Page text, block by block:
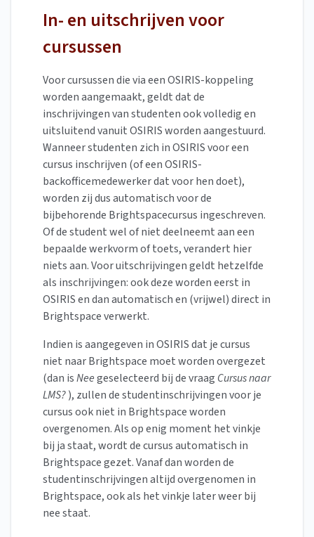
In- en uitschrijven voor
cursussen
Voor cursussen die via een OSIRIS-koppeling
worden aangemaakt, geldt dat de
inschrijvingen van studenten ook volledig en
uitsluitend vanuit OSIRIS worden aangestuurd.
Wanneer studenten zich in OSIRIS voor een
cursus inschrijven (of een OSIRIS-
backofficemedewerker dat voor hen doet),
worden zij dus automatisch voor de
bijbehorende Brightspacecursus ingeschreven.
Of de student wel of niet deelneemt aan een
bepaalde werkvorm of toets, verandert hier
niets aan. Voor uitschrijvingen geldt hetzelfde
als inschrijvingen: ook deze worden eerst in
OSIRIS en dan automatisch en (vrijwel) direct in
Brightspace verwerkt.
Indien is aangegeven in OSIRIS dat je cursus
niet naar Brightspace moet worden overgezet
(dan isNeegeselecteerd bij de vraag Cursus naar
LMS?), zullen de studentinschrijvingen voor je
cursus ook niet in Brightspace worden
overgenomen. Als op enig moment het vinkje
bij ja staat, wordt de cursus automatisch in
Brightspace gezet. Vanaf dan worden de
studentinschrijvingen altijd overgenomen in
Brightspace, ook als het vinkje later weer bij
nee staat.